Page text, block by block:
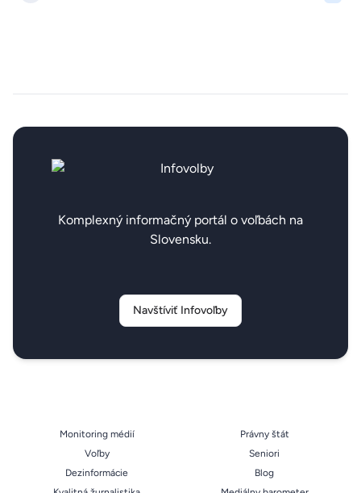
Komplexný informačný portál o voľbách na
Slovensku.
Navštíviť Infovoľby
Monitoring médií
Voľby
Dezinformácie
Právny štát
Seniori
Blog